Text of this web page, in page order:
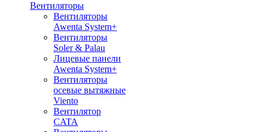
Вентиляторы
Вентиляторы
Awenta System+
Вентиляторы
Soler & Palau
Лицевые панели
Awenta System+
Вентиляторы
осевые вытяжные
Viento
Вентилятор
CATA